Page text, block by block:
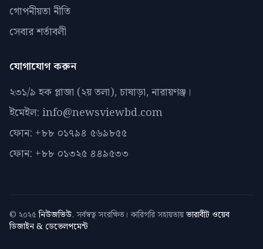
গোপনীয়তা নীতি
সেবার শর্তাবলী
যোগাযোগ করুন
২৩১/৯ হক প্লাজা (২য় তলা), চাষাড়া, নারায়ণঞ্জ।
ইমেইল: info@newsviewbd.com
ফোন: +৮৮ ০১৭৯৪ ৫৬৯৮৫৫
ফোন: +৮৮ ০১৩২৫ ৪৪৯৫৩৩
© ২০২৫ নিউজভিউ. সর্বস্বত্ব সংরক্ষিত। কারিগরি সহায়তায়ভারাবীট ওয়েব
ডিজাইন & ডেভেলপমেন্ট